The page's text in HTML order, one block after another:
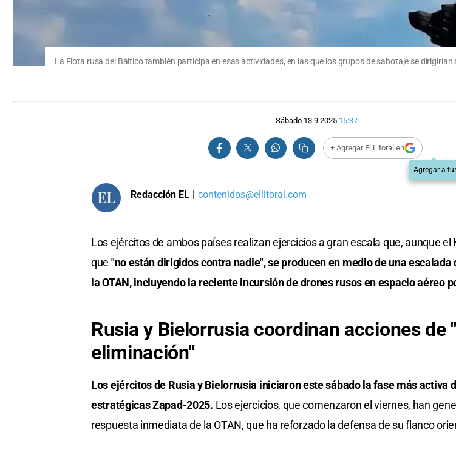
La Flota rusa del Báltico también participa en esas actividades, en las que los grupos de sabotaje se
Sábado 13.9.2025 15:37
+ Agregar El Litoral en
Agregar a
Redacción EL | contenidos@ellitoral.com
Los ejércitos de ambos países realizan ejercicios a gran escala que, aunque el
que "no están dirigidos contra nadie", se producen en medio de una escalada
la OTAN, incluyendo la reciente incursión de drones rusos en espacio aéreo
Rusia y Bielorrusia coordinan acciones de
eliminación"
Los ejércitos de Rusia y Bielorrusia iniciaron este sábado la fase más activa
estratégicas Zapad-2025. Los ejercicios, que comenzaron el viernes, han
respuesta inmediata de la OTAN, que ha reforzado la defensa de su flanco